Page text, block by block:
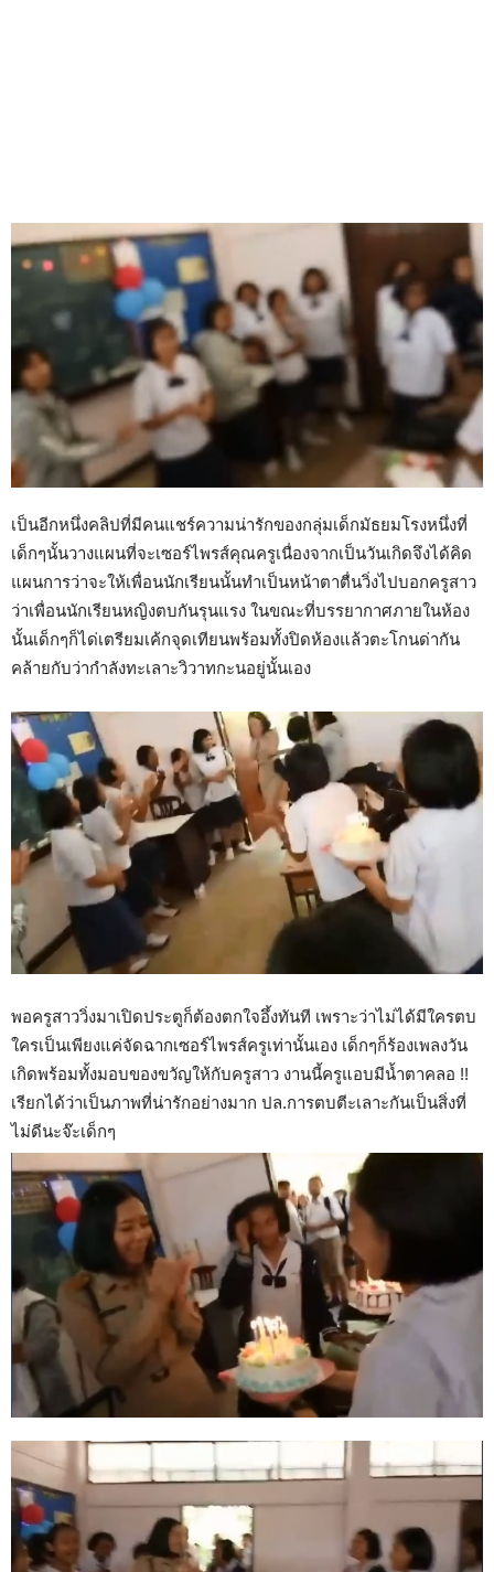
เป็นอีกหนึ่งคลิปที่มีคนแชร์ความน่ารักของกลุ่มเด็กมัธยมโรงหนึ่งที่
เด็กๆนั้นวางแผนที่จะเซอร์ไพรส์คุณครูเนื่องจากเป็นวันเกิดจึงได้คิด
แผนการว่าจะให้เพื่อนนักเรียนนั้นทำเป็นหน้าตาตื่นวิ่งไปบอกครูสาว
ว่าเพื่อนนักเรียนหญิงตบกันรุนแรง ในขณะที่บรรยากาศภายในห้อง
นั้นเด็กๆก็ได่เตรียมเค้กจุดเทียนพร้อมทั้งปิดห้องแล้วตะโกนด่ากัน
คล้ายกับว่ากำลังทะเลาะวิวาทกะนอยู่นั้นเอง
พอครูสาววิ่งมาเปิดประตูก็ต้องตกใจอึ้งทันที เพราะว่าไม่ได้มีใครตบ
ใครเป็นเพียงแค่จัดฉากเซอร์ไพรส์ครูเท่านั้นเอง เด็กๆก็ร้องเพลงวัน
เกิดพร้อมทั้งมอบของขวัญให้กับครูสาว งานนี้ครูแอบมีน้ำตาคลอ !!
เรียกได้ว่าเป็นภาพที่น่ารักอย่างมาก ปล.การตบตีะเลาะกันเป็นสิ่งที่
ไม่ดีนะจ๊ะเด็กๆ